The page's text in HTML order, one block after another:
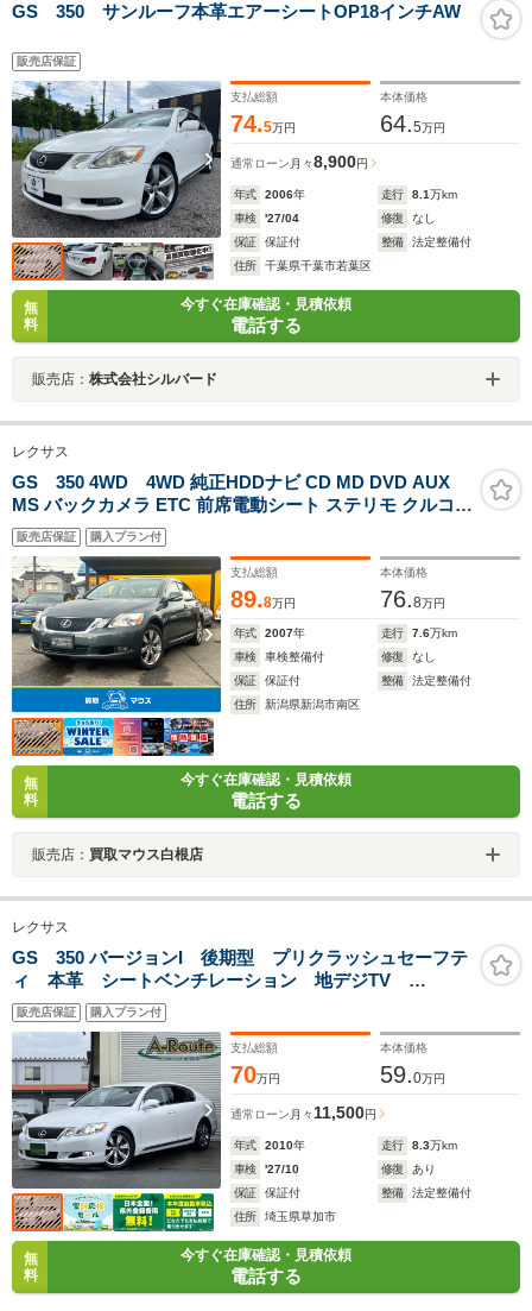
GS 350 サンルーフ本革エアーシートOP18インチAW
販売店保証
支払総額
74.5万円
本体価格
64.5万円
通常ローン 月々8,900円
年式 2006年 走行 8.1万km
車検
'27/04 修復
なし
保証
保証付 整備
法定整備付
住所
千葉県千葉市若葉区
無
料
今すぐ在庫確認・見積依頼
電話する
販売店： 株式会社シルバード
レクサス
GS 350 4WD 4WD 純正HDDナビ CD MD DVD AUX
MS バックカメラ ETC 前席電動シート ステリモ クルコン
本革巻ステアリング 横滑り防止 AFS 前後クリアランスソ
ナー HID フォグ 純正アルミ 関東仕入
販売店保証 購入プラン付
支払総額
89.8万円
本体価格
76.8万円
年式 2007年 走行 7.6万km
車検
車検整備付 修復
なし
保証
保証付 整備
法定整備付
住所
新潟県新潟市南区
無
料
今すぐ在庫確認・見積依頼
電話する
販売店： 買取マウス白根店
レクサス
GS 350 バージョンI 後期型 プリクラッシュセーフテ
ィ 本革 シートベンチレーション 地デジTV
Bluetooth接続 純正HDDナビ CD/DVD再生 バックカ
メラ TV/ナビキット クリアランスソナー 純正17アル
販売店保証 購入プラン付
支払総額
70万円
本体価格
59.0万円
通常ローン 月々11,500円
年式 2010年 走行 8.3万km
車検
'27/10 修復
あり
保証
保証付 整備
法定整備付
住所
埼玉県草加市
無
料
今すぐ在庫確認・見積依頼
電話する